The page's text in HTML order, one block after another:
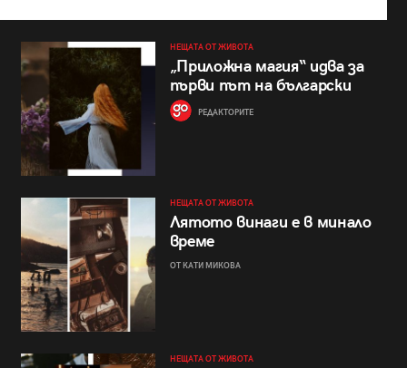
НЕЩАТА ОТ ЖИВОТА
„Приложна магия“ идва за
първи път на български
РЕДАКТОРИТЕ
НЕЩАТА ОТ ЖИВОТА
Лятото винаги е в минало
време
ОТ КАТИ МИКОВА
НЕЩАТА ОТ ЖИВОТА